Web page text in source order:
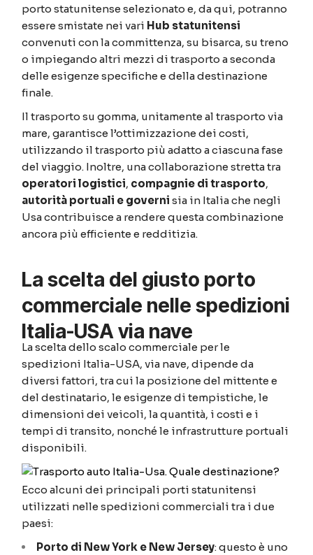
porto statunitense selezionato e, da qui, potranno
essere smistate nei vari Hub statunitensi
convenuti con la committenza, su bisarca, su treno
o impiegando altri mezzi di trasporto a seconda
delle esigenze specifiche e della destinazione
finale.
Il trasporto su gomma, unitamente al trasporto via
mare, garantisce l’ottimizzazione dei costi,
utilizzando il trasporto più adatto a ciascuna fase
del viaggio. Inoltre, una collaborazione stretta tra
operatori logistici, compagnie di trasporto,
autorità portuali e governi sia in Italia che negli
Usa contribuisce a rendere questa combinazione
ancora più efficiente e redditizia.
La scelta del giusto porto
commerciale nelle spedizioni
Italia-USA via nave
La scelta dello scalo commerciale per le
spedizioni Italia-USA, via nave, dipende da
diversi fattori, tra cui la posizione del mittente e
del destinatario, le esigenze di tempistiche, le
dimensioni dei veicoli, la quantità, i costi e i
tempi di transito, nonché le infrastrutture portuali
disponibili.
Ecco alcuni dei principali porti statunitensi
utilizzati nelle spedizioni commerciali tra i due
paesi:
Porto di New York e New Jersey: questo è uno